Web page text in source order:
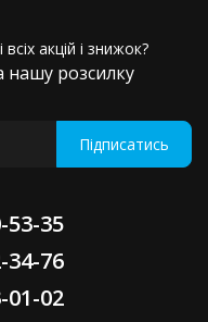
акцій і знижок?
нашу розсилку
Підписатись
53-35
34-76
01-02